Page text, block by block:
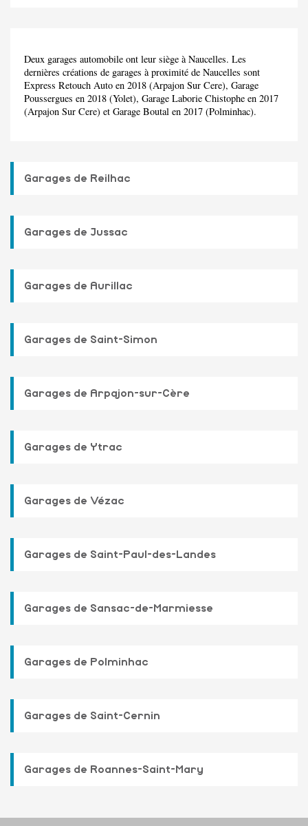
Deux garages automobile ont leur siège à Naucelles. Les
dernières créations de garages à proximité de Naucelles sont
Express Retouch Auto en 2018 (Arpajon Sur Cere), Garage
Poussergues en 2018 (Yolet), Garage Laborie Chistophe en 2017
(Arpajon Sur Cere) et Garage Boutal en 2017 (Polminhac).
Garages de Reilhac
Garages de Jussac
Garages de Aurillac
Garages de Saint-Simon
Garages de Arpajon-sur-Cère
Garages de Ytrac
Garages de Vézac
Garages de Saint-Paul-des-Landes
Garages de Sansac-de-Marmiesse
Garages de Polminhac
Garages de Saint-Cernin
Garages de Roannes-Saint-Mary